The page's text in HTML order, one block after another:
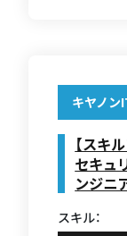
キヤノン
【スキ
セキュ
ンジニ
スキル：